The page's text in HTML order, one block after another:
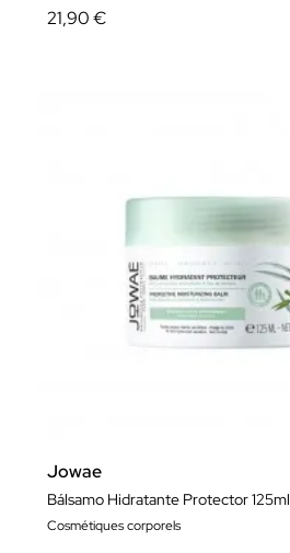
21,90 €
Jowae
Bálsamo Hidratante Protector 125ml
Cosmétiques corporels